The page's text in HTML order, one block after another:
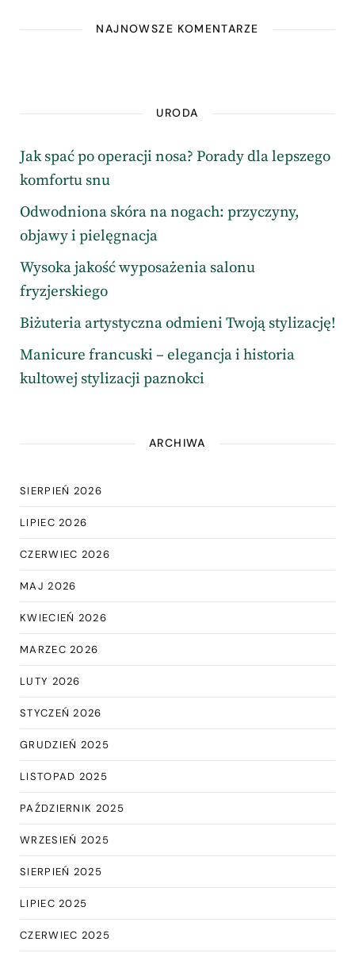
NAJNOWSZE KOMENTARZE
URODA
Jak spać po operacji nosa? Porady dla lepszego
komfortu snu
Odwodniona skóra na nogach: przyczyny,
objawy i pielęgnacja
Wysoka jakość wyposażenia salonu
fryzjerskiego
Biżuteria artystyczna odmieni Twoją stylizację!
Manicure francuski – elegancja i historia
kultowej stylizacji paznokci
ARCHIWA
SIERPIEŃ 2026
LIPIEC 2026
CZERWIEC 2026
MAJ 2026
KWIECIEŃ 2026
MARZEC 2026
LUTY 2026
STYCZEŃ 2026
GRUDZIEŃ 2025
LISTOPAD 2025
PAŹDZIERNIK 2025
WRZESIEŃ 2025
SIERPIEŃ 2025
LIPIEC 2025
CZERWIEC 2025